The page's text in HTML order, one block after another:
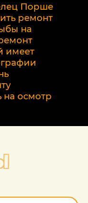
Порше
ремонт
на
имеет
на осмотр